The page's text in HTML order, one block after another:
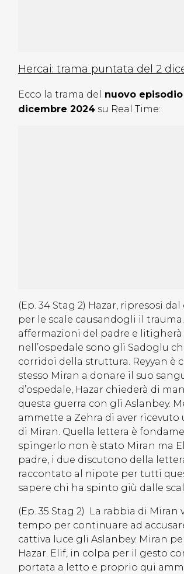
Hercai: trama puntata del 2
Ecco la trama del nuovo episodio
dicembre 2024 su Real Time:
(Ep. 34 Stag 2) Hazar, ripresosi
per le scale causandogli il
affermazioni del padre e litigherà
nell’ospedale sono gli Sadoglu
corridoi della struttura. Reyyan è
stesso Miran a donare il suo
d’ospedale, Hazar chiederà di
questa guerra con gli Aslanbey.
ammette a Zehra di aver ricevuto
di Miran. Quella lettera è
spingerlo non è stato Miran ma
padre, i due discutono della
raccontato al nipote per tutti
sapere chi ha spinto giù dalle
(Ep. 35 Stag 2) La rabbia di
tempo per continuare ad
cattiva luce gli Aslanbey. Miran
Hazar. Elif, in colpa per il gesto
portata a letto e proprio qui